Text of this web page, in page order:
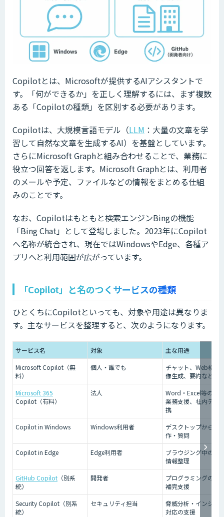
Copilotとは、Microsoftが提供するAIアシスタントで
す。「何ができるか」を正しく理解するには、まず複数
ある「Copilotの種類」を区別する必要があります。
Copilotは、大規模言語モデル（LLM ：大量の文章を学
習して自然な文章を生成するAI）を基盤としています。
さらにMicrosoft Graphと組み合わせることで、業務に
役立つ回答を返します。Microsoft Graphとは、利用者
のメールや予定、ファイルなどの情報をまとめる仕組
みのことです。
なお、Copilotはもともと検索エンジンBingの機能
「Bing Chat」として登場しました。2023年にCopilot
へ名称が統合され、現在ではWindowsやEdge、各種ア
プリへと利用範囲が広がっています。
「Copilot」と名のつくサービスの種類
ひとくちにCopilotといっても、対象や用途は異なりま
す。主なサービスを整理すると、次のようになります。
サービス名 対象
主な用途
Microsoft Copilot（無
料）
個人・誰でも
チャット、Web検索
像生成、要約など
Microsoft 365
Copilot（有料）
法人
Word・Excel等の
業務支援、社内デー
携
Copilot in Windows
Windows利用者
デスクトップからの
作・質問
Copilot in Edge
Edge利用者
ブラウジング中の要
情報整理
GitHub Copilot （別系
統）
開発者
プログラミングのコ
補完支援
Security Copilot（別系
統）
セキュリティ担当
脅威分析・インシデ
対応の支援